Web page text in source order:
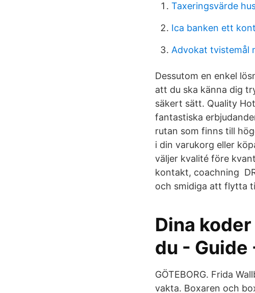
Taxeringsvärde
Ica banken ett
Advokat tvistemål
Dessutom en enkel
att du ska känna dig
säkert sätt. Quality
fantastiska
rutan som finns till
i din varukorg eller
väljer kvalité före
kontakt, coachning
och smidiga att flytta
Dina
du - Guide
GÖTEBORG. Frida
vakta. Boxaren och